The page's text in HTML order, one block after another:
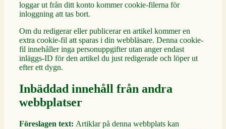
loggar ut från ditt konto kommer cookie-filerna för
inloggning att tas bort.
Om du redigerar eller publicerar en artikel kommer en
extra cookie-fil att sparas i din webbläsare. Denna cookie-
fil innehåller inga personuppgifter utan anger endast
inläggs-ID för den artikel du just redigerade och löper ut
efter ett dygn.
Inbäddad innehåll från andra
webbplatser
Föreslagen text: Artiklar på denna webbplats kan